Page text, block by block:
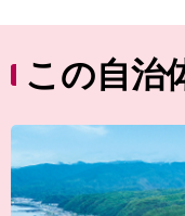
この自治